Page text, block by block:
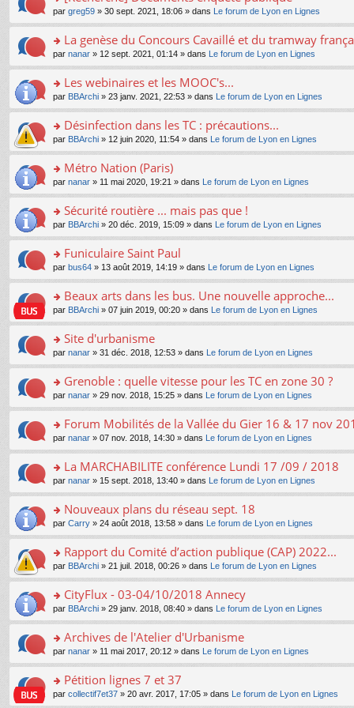
ré
c
e
nt
pl
u
s
ré
c
e
nt
n
le
pl
u
s
ré
c
e
nt
a
g
e
n
n
le
pl
u
s
ré
c
e
nt
e
s
a
g
e
n
n
le
pl
u
s
ré
c
e
nt
ult
er
le
m
e
s
a
g
e
n
n
le
pl
u
s
ré
c
e
nt
o
n
s
ult
er
le
m
e
s
a
g
e
n
n
le
pl
u
s
ré
c
e
nt
par greg59 » 30 sept. 2021, 18:06 » dans Le forum de Lyon en Lignes
o
n
s
ult
er
le
m
e
s
a
g
e
n
n
le
pl
u
s
ré
c
e
nt
La genèse du Concours Cavaillé et du tramway
par nanar » 12 sept. 2021, 01:14 » dans Le forum de Lyon en Lignes
o
n
s
ult
er
le
m
e
s
a
g
e
n
n
le
pl
u
s
ré
c
e
nt
Les webinaires et les MOOC's...
par BBArchi » 23 janv. 2021, 22:53 » dans Le forum de Lyon en Lignes
o
n
s
ult
er
le
m
e
s
a
g
e
n
n
le
pl
u
s
ré
c
e
nt
Désinfection dans les TC : précautions...
par BBArchi » 12 juin 2020, 11:54 » dans Le forum de Lyon en Lignes
o
n
s
ult
er
le
m
e
s
a
g
e
n
n
le
pl
u
s
ré
c
e
nt
Métro Nation (Paris)
par nanar » 11 mai 2020, 19:21 » dans Le forum de Lyon en Lignes
o
n
s
ult
er
le
m
e
s
a
g
e
n
n
le
pl
u
s
ré
c
e
nt
Sécurité routière ... mais pas que !
par BBArchi » 20 déc. 2019, 15:09 » dans Le forum de Lyon en Lignes
o
n
s
ult
er
le
m
e
s
a
g
e
n
n
le
pl
u
s
ré
c
e
nt
Funiculaire Saint Paul
par bus64 » 13 août 2019, 14:19 » dans Le forum de Lyon en Lignes
o
n
s
ult
er
le
m
e
s
a
g
e
n
n
le
pl
u
s
ré
c
e
nt
Beaux arts dans les bus. Une nouvelle approche...
par BBArchi » 07 juin 2019, 00:20 » dans Le forum de Lyon en Lignes
o
n
s
ult
er
le
m
e
s
a
g
e
n
n
le
pl
u
s
ré
c
e
nt
Site d'urbanisme
par nanar » 31 déc. 2018, 12:53 » dans Le forum de Lyon en Lignes
o
n
s
ult
er
le
m
e
s
a
g
e
n
n
le
pl
u
s
ré
c
e
nt
Grenoble : quelle vitesse pour les TC en zone 30 ?
par nanar » 29 nov. 2018, 15:25 » dans Le forum de Lyon en Lignes
o
n
s
ult
er
le
m
e
s
a
g
e
n
n
le
pl
u
s
ré
c
Forum Mobilités de la Vallée du Gier 16 & 17 nov
par nanar » 07 nov. 2018, 14:30 » dans Le forum de Lyon en Lignes
o
n
s
ult
er
le
m
e
s
a
g
e
n
n
le
pl
u
La MARCHABILITE conférence Lundi 17 /09 / 2018
par nanar » 15 sept. 2018, 13:40 » dans Le forum de Lyon en Lignes
o
n
s
ult
er
le
m
e
s
a
g
e
n
n
Nouveaux plans du réseau sept. 18
par Carry » 24 août 2018, 13:58 » dans Le forum de Lyon en Lignes
o
n
s
ult
er
le
m
e
s
a
g
Rapport du Comité d’action publique (CAP) 2022...
par BBArchi » 21 juil. 2018, 00:26 » dans Le forum de Lyon en Lignes
o
n
s
ult
er
le
m
e
s
CityFlux - 03-04/10/2018 Annecy
par BBArchi » 29 janv. 2018, 08:40 » dans Le forum de Lyon en Lignes
o
n
s
ult
er
Archives de l'Atelier d'Urbanisme
par nanar » 11 mai 2017, 20:12 » dans Le forum de Lyon en Lignes
o
n
Pétition lignes 7 et 37
par collectif7et37 » 20 avr. 2017, 17:05 » dans Le forum de Lyon en Lignes